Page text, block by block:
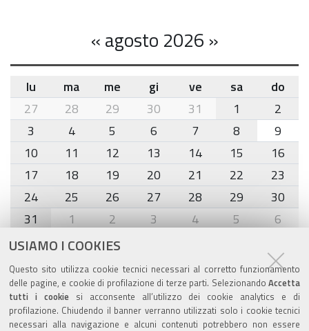
USIAMO I COOKIES
Questo sito utilizza cookie tecnici necessari al corretto funzionamento
delle pagine, e cookie di profilazione di terze parti. Selezionando Accetta
tutti i cookiesi acconsente all’utilizzo dei cookie analytics e di
profilazione. Chiudendo il banner verranno utilizzati solo i cookie tecnici
necessari alla navigazione e alcuni contenuti potrebbero non essere
«agosto 2026 »
month-
8
lu ma me gi ve sa
do
27
28 29 30 31 1
2
3
4 5 6 7 8
9
10
11 12 13 14 15
16
17
18 19 20 21 22
23
24
25 26 27 28 29
30
31
1 2 3 4 5 6
Agenda eventi
torna alla sezione